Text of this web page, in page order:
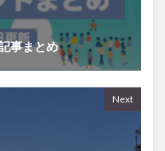
事まとめ
Next